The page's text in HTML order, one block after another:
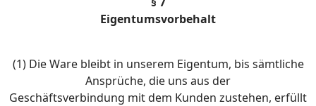
Eigentumsvorbehalt
(1) Die Ware bleibt in unserem Eigentum, bis sämtliche
Ansprüche, die uns aus der
Geschäftsverbindung mit dem Kunden zustehen, erfüllt